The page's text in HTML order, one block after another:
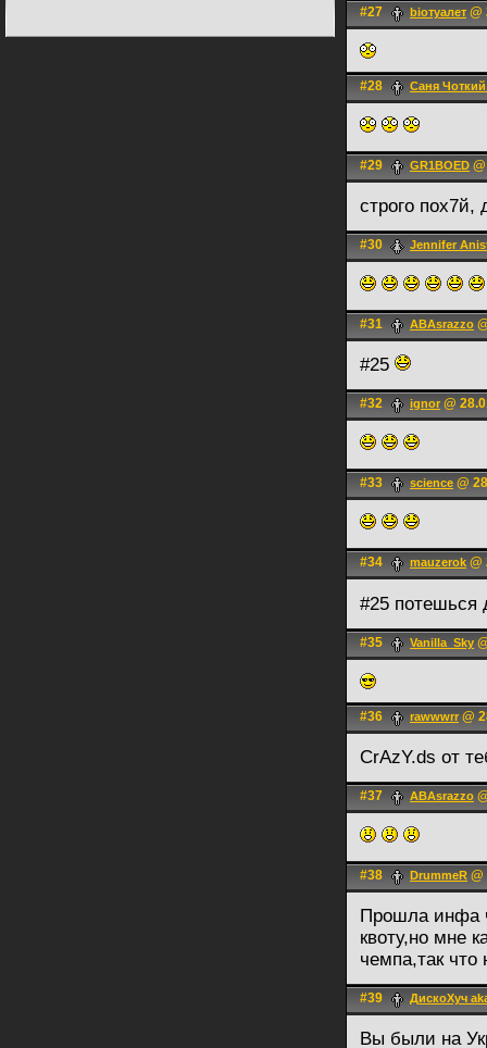
#27 bioтуалет @
#28 Саня
#29 GR1BOED
строго пох7й,
#30 Jennifer
#31 ABAsrazzo
#25
#32 ignоr @
#33 science @
#34 mauzerok @
#25 потешься
#35 Vanilla_Sky
#36 rawwwrr @
CrAzY.ds от
#37 ABAsrazzo
#38 DrummeR @
Прошла инфа
квоту,но мне
чемпа,так что
#39 ДискоХуч
Вы были на